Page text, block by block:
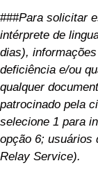
###Para solicitar
intérprete de
dias),
deficiência e/ou
qualquer
patrocinado pela
selecione 1 para
opção 6; usuários
Relay Service).